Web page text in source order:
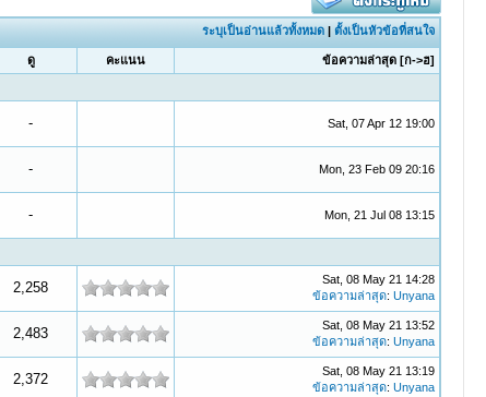
ระบุเป็นอ่านแล้วทั้งหมด| ตั้งเป็นหัวข้อที่สนใจ
ดู คะแนน ข้อความล่าสุด [ก->ฮ]
- Sat, 07 Apr 12 19:00
- Mon, 23 Feb 09 20:16
- Mon, 21 Jul 08 13:15
2,258
Sat, 08 May 21 14:28
ข้อความล่าสุด: Unyana
2,483
Sat, 08 May 21 13:52
ข้อความล่าสุด: Unyana
2,372
Sat, 08 May 21 13:19
ข้อความล่าสุด: Unyana